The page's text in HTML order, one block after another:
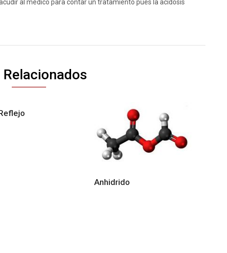
al médico para contar un tratamiento pues la acidosis
Anhidrido